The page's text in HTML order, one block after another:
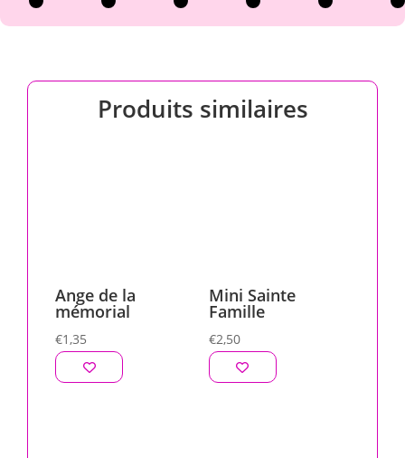
Produits similaires
Ange de la
mémorial
€1,35
Mini Sainte
Famille
€2,50